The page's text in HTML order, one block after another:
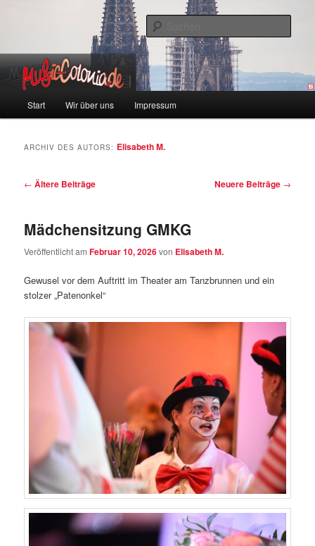
wechselnmusic-colonia
Start Wir über uns Impressum
ARCHIV DES AUTORS: Elisabeth M.
Beitragsnavigation
← Ältere Beiträge Neuere Beiträge →
Mädchensitzung GMKG
Veröffentlicht amFebruar 10, 2026von Elisabeth M.
Gewusel vor dem Auftritt im Theater am Tanzbrunnen und ein
stolzer „Patenonkel“